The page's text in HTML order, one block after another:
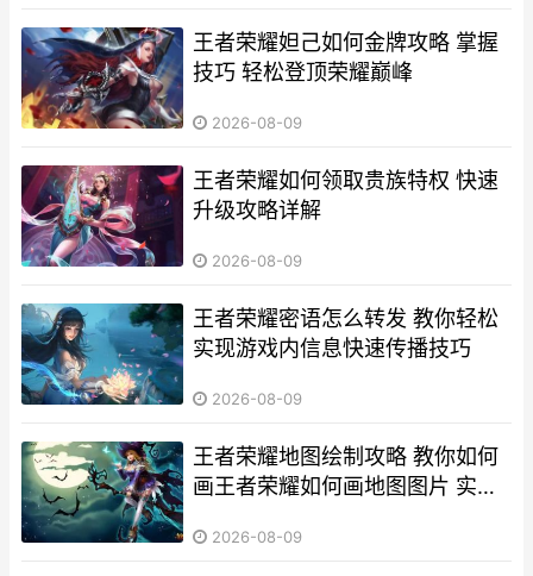
王者荣耀妲己如何金牌攻略 掌握
技巧 轻松登顶荣耀巅峰
2026-08-09
王者荣耀如何领取贵族特权 快速
升级攻略详解
2026-08-09
王者荣耀密语怎么转发 教你轻松
实现游戏内信息快速传播技巧
2026-08-09
王者荣耀地图绘制攻略 教你如何
画王者荣耀如何画地图图片 实用
2026-08-09